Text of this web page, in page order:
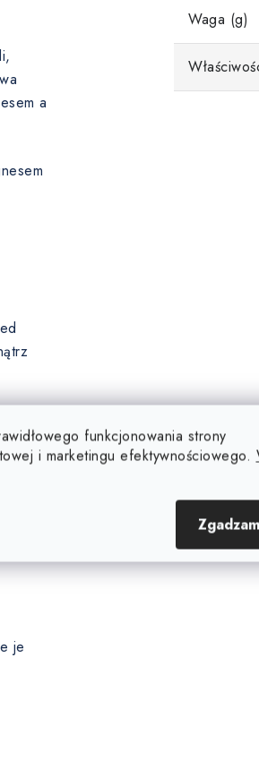
funkcjonowania strony
i marketingu efektywnościowego.
a
µm),
je
Waga (g)